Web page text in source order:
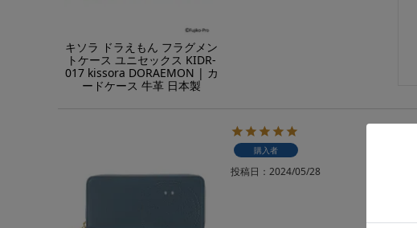
キソラ ドラえもん フラグメン
トケース ユニセックス KIDR-
017 kissora DORAEMON | カ
ードケース 牛革 日本製
購入者
投稿日 2024/05/28